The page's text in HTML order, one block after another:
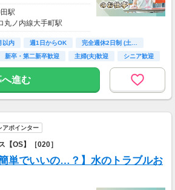
22日
】
を探したい」
な？」
！」
」などもOK！
駅
丸ノ内線大手町駅
以内 週1日からOK
完全週休2日制 (土…
新卒・第二新卒歓迎 主婦(夫)歓迎 シニア歓迎
へ進む
アポインター
【OS】［020］
単でいいの…？】水のトラブルお